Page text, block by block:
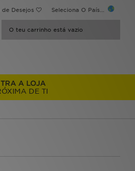
de Desejos Seleciona O País...
O teu carrinho está vazio
A LOJA
DE TI